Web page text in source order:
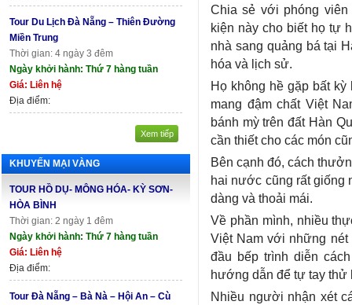
Tour Du Lịch Đà Nẵng – Thiên Đường
Miền Trung
Thời gian: 4 ngày 3 đêm
Ngày khởi hành: Thứ 7 hàng tuần
Giá: Liên hệ
Địa điểm:
Xem tiếp
KHUYẾN MẠI VÀNG
TOUR HỒ DỤ- MÔNG HÓA- KỲ SƠN-
HÒA BÌNH
Thời gian: 2 ngày 1 đêm
Ngày khởi hành: Thứ 7 hàng tuần
Giá: Liên hệ
Địa điểm:
Tour Đà Nẵng – Bà Nà – Hội An – Cù
Chia sẻ với phóng
kiện này cho biết họ tự
nhà sang quảng bá tại
hóa và lịch sử.
Họ không hề gặp bất
mang đậm chất Việt
bánh mỳ trên đất Hàn
cần thiết cho các món
Bên cạnh đó, cách
hai nước cũng rất giống
dàng và thoải mái.
Về phần mình, nhiều
Việt Nam với những nét
đầu bếp trình diễn
hướng dẫn để tự tay thử
Nhiều người nhận xét